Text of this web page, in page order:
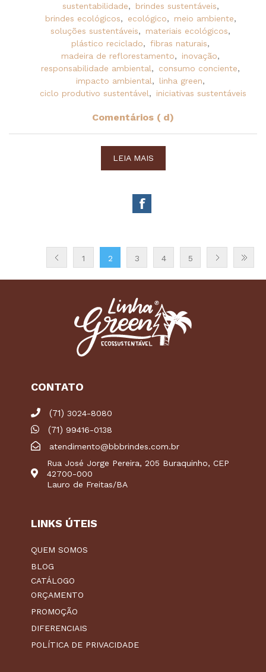
sustentabilidade, brindes sustentáveis,
brindes ecológicos, ecológico, meio ambiente,
soluções sustentáveis, materiais ecológicos,
plástico reciclado, fibras naturais,
madeira de reflorestamento, inovação,
responsabilidade ambiental, consumo conciente,
impacto ambiental, linha green,
ciclo produtivo sustentável, iniciativas sustentáveis
Comentários ( d)
LEIA MAIS
1 2 3 4 5
CONTATO
(71) 3024-8080
(71) 99416-0138
atendimento@bbbrindes.com.br
Rua José Jorge Pereira, 205 Buraquinho, CEP
42700-000
Lauro de Freitas/BA
LINKS ÚTEIS
QUEM SOMOS
BLOG
CATÁLOGO
ORÇAMENTO
PROMOÇÃO
DIFERENCIAIS
POLÍTICA DE PRIVACIDADE